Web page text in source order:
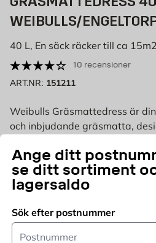
Ange ditt
se ditt sortiment
lagersaldo
Sök efter postnummer
Postnummer
WEIBULLS/
40 L, En säck räcker till ca 15m2
10 recensioner
ART.NR: 151211
Weibulls Gräsmattedress är
och inbjudande gräsmatta,
hårda ytor, vilket främjar
Välj butik